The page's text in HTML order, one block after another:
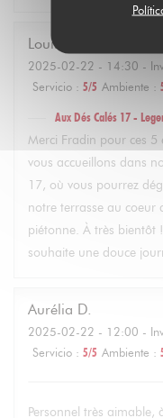
Louise
2025-02-22 - 14:30 -
Servicio : 5/5 Ambiente :
Aux Dés Calés 17 -
Merci Fradin pour ces 5
vous accueillons dans
17, où vous pourrez
notre terrasse au coeur
piétonne. À très bientôt
souhaite une douce
Aurélia D
2025-02-22 - 12:00 -
Servicio : 5/5 Ambiente :
Personnel très aimable,